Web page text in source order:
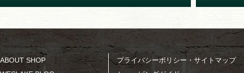
ABOUT SHOP
プライバシーポリシー・サイトマップ